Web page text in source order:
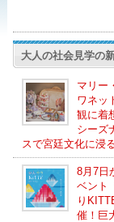
大人の社会見学の
マリー
ワネッ
観に着
シーズ
スで宮廷文化に浸
8月7日
ベント
り
催！巨